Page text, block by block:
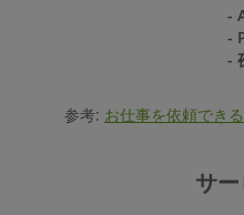
-
-
-
参考: お仕事を依頼でき
サ